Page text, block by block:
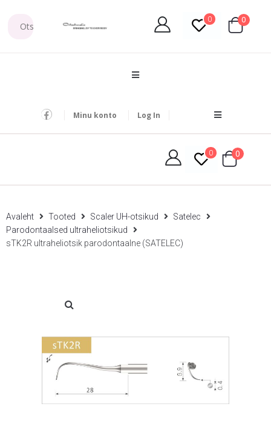
0 0
Minu konto Log In
0 0
Avaleht Tooted Scaler UH-otsikud
Satelec
Parodontaalsed ultraheliotsikud
sTK2R ultraheliotsik parodontaalne (SATELEC)